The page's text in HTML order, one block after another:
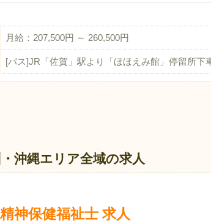
月給：207,500円 ～ 260,500円
[バス]JR「佐賀」駅より「ほほえみ館」停留所下
沖縄エリア全域の求人
神保健福祉士 求人